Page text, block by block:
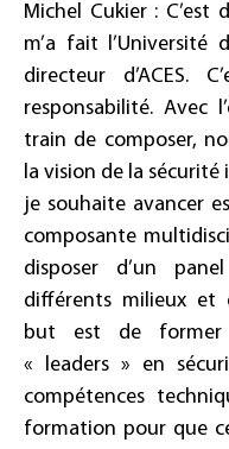
Michel Cukier : C’est
m’a fait l’Université
directeur d’ACES.
responsabilité. Avec
train de composer,
la vision de la sécurité
je souhaite avancer
composante
disposer d’un
différents milieux et
but est de former
« leaders » en
compétences
formation pour que